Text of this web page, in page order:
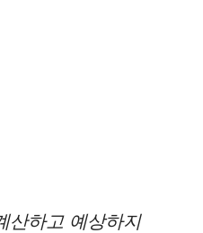
산하고 예상하지